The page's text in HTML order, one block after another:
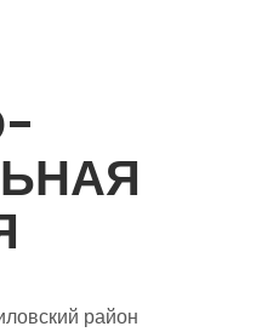
район